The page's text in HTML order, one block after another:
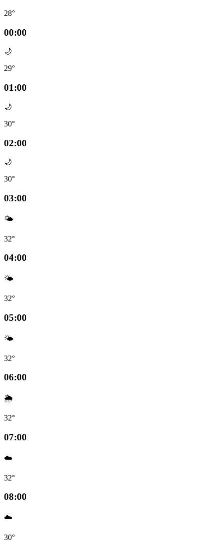
28°
00:00
🌙
29°
01:00
🌙
30°
02:00
🌙
30°
03:00
🌤️
32°
04:00
🌤️
32°
05:00
🌤️
32°
06:00
🌦️
32°
07:00
☁️
32°
08:00
☁️
30°